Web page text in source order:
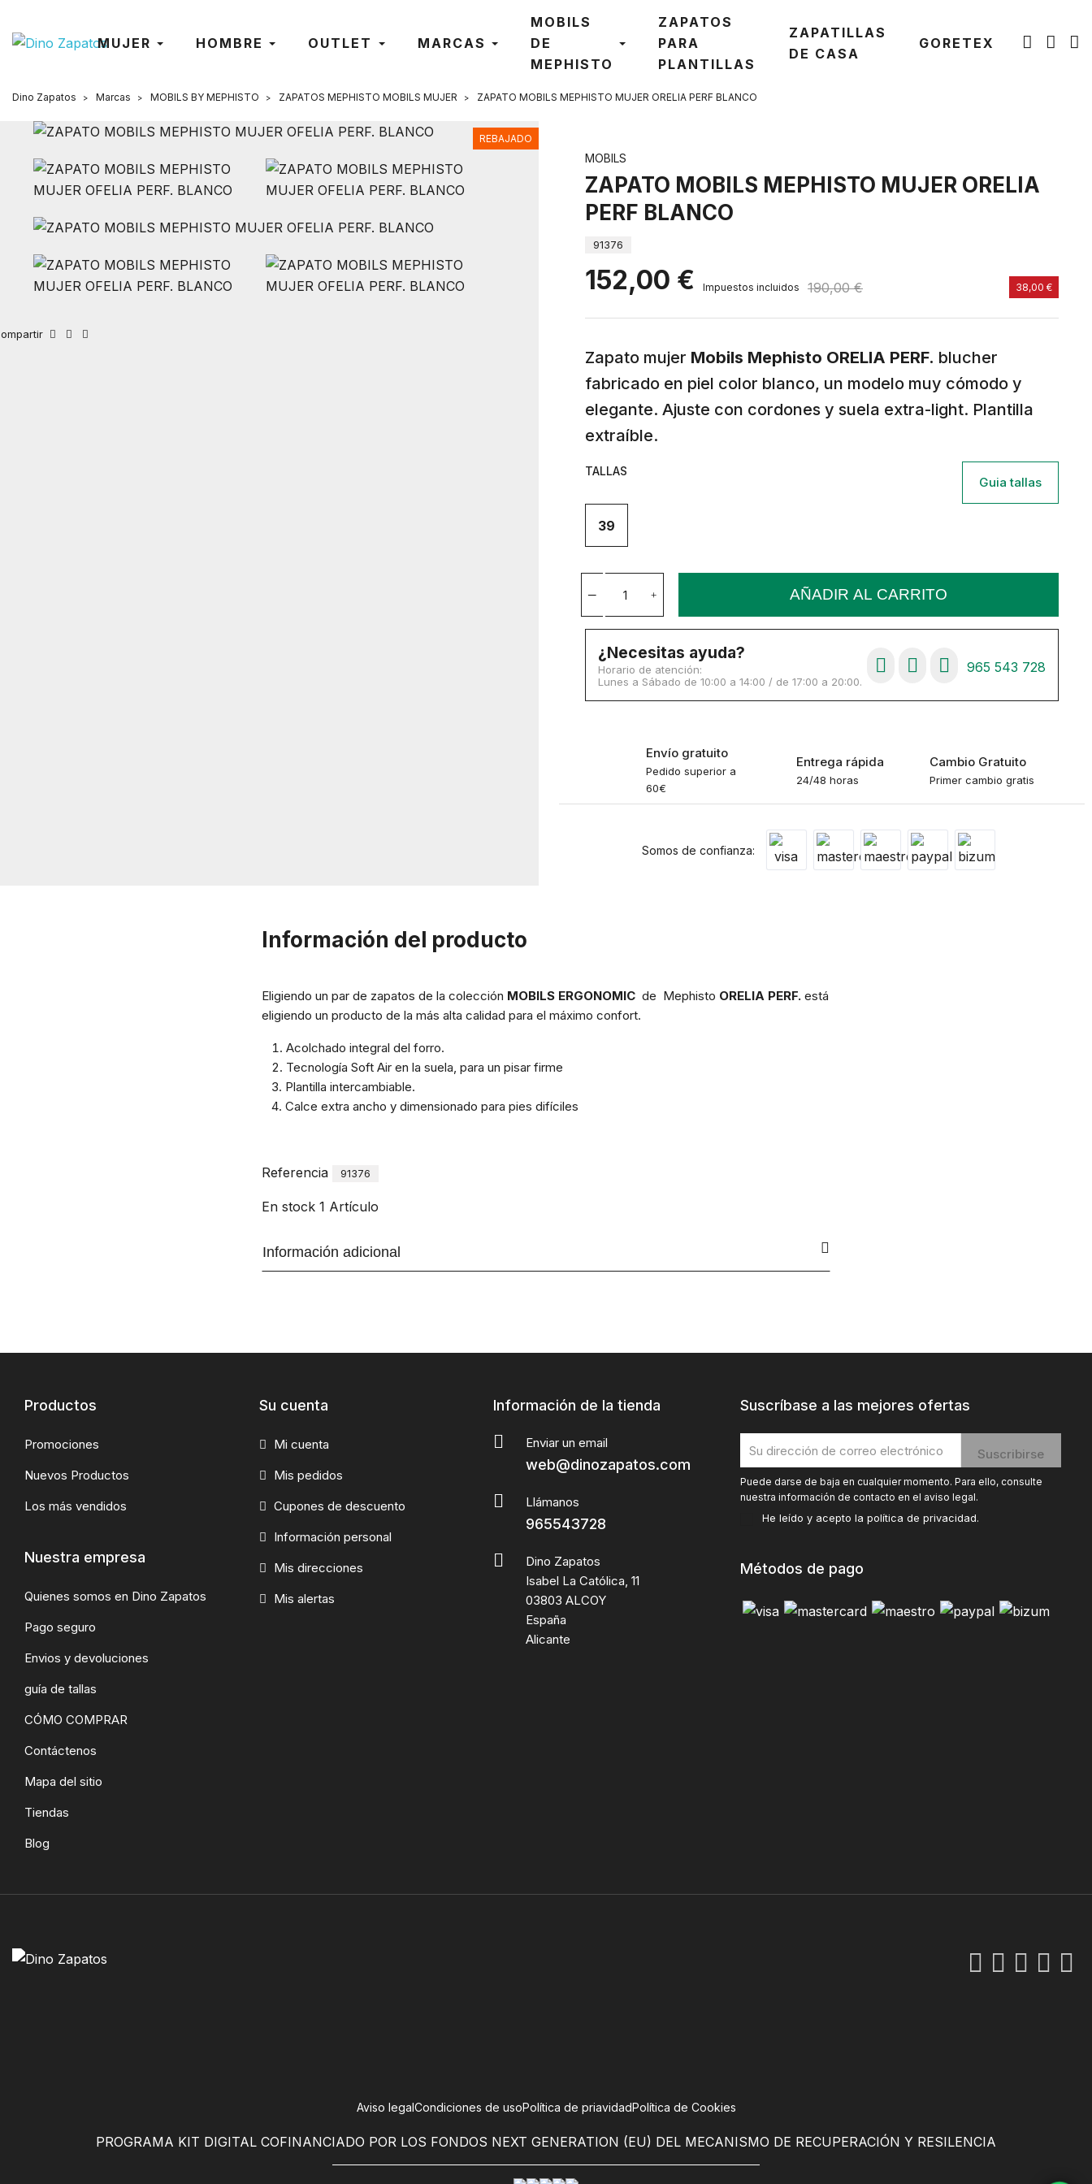
MUJER HOMBRE OUTLET MARCAS
MOBILS
DE
MEPHISTO
ZAPATOS
PARA
PLANTILLAS
ZAPATILLAS
DE CASA
GORETEX
Dino Zapatos Marcas MOBILS BY MEPHISTO ZAPATOS MEPHISTO MOBILS MUJER ZAPATO MOBILS MEPHISTO MUJER ORELIA PERF BLANCO
REBAJADO
MOBILS
ZAPATO MOBILS MEPHISTO MUJER ORELIA
PERF BLANCO
91376
152,00 € Impuestos incluidos 190,00 € 38,00 €
Zapato mujer Mobils Mephisto ORELIA PERF. blucher
fabricado en piel color blanco, un modelo muy cómodo y
elegante. Ajuste con cordones y suela extra-light. Plantilla
extraíble.
TALLAS
Guia tallas
39
AÑADIR AL CARRITO
¿Necesitas ayuda?
Horario de atención:
Lunes a Sábado de 10:00 a 14:00 / de 17:00 a 20:00.
965 543 728
Envío gratuito
Pedido superior a
60€
Entrega rápida
24/48 horas
Cambio Gratuito
Primer cambio gratis
Somos de confianza:
Información del producto
Eligiendo un par de zapatos de la colección MOBILS ERGONOMIC de Mephisto ORELIA PERF. está
eligiendo un producto de la más alta calidad para el máximo confort.
Acolchado integral del forro.
Tecnología Soft Air en la suela, para un pisar firme
Plantilla intercambiable.
Calce extra ancho y dimensionado para pies difíciles
Referencia 91376
En stock 1 Artículo
Información adicional
Productos
Promociones
Nuevos Productos
Los más vendidos
Nuestra empresa
Quienes somos en Dino Zapatos
Pago seguro
Envios y devoluciones
guía de tallas
CÓMO COMPRAR
Contáctenos
Mapa del sitio
Tiendas
Blog
Su cuenta
Mi cuenta
Mis pedidos
Cupones de descuento
Información personal
Mis direcciones
Mis alertas
Información de la tienda
Enviar un email
web@dinozapatos.com
Llámanos
965543728
Dino Zapatos
Isabel La Católica, 11
03803 ALCOY
España
Alicante
Suscríbase a las mejores ofertas
Puede darse de baja en cualquier momento. Para ello, consulte
nuestra información de contacto en el aviso legal.
He leído y acepto la política de privacidad.
Métodos de pago
Aviso legalCondiciones de usoPolítica de priavidadPolítica de Cookies
PROGRAMA KIT DIGITAL COFINANCIADO POR LOS FONDOS NEXT GENERATION (EU) DEL MECANISMO DE RECUPERACIÓN Y RESILENCIA